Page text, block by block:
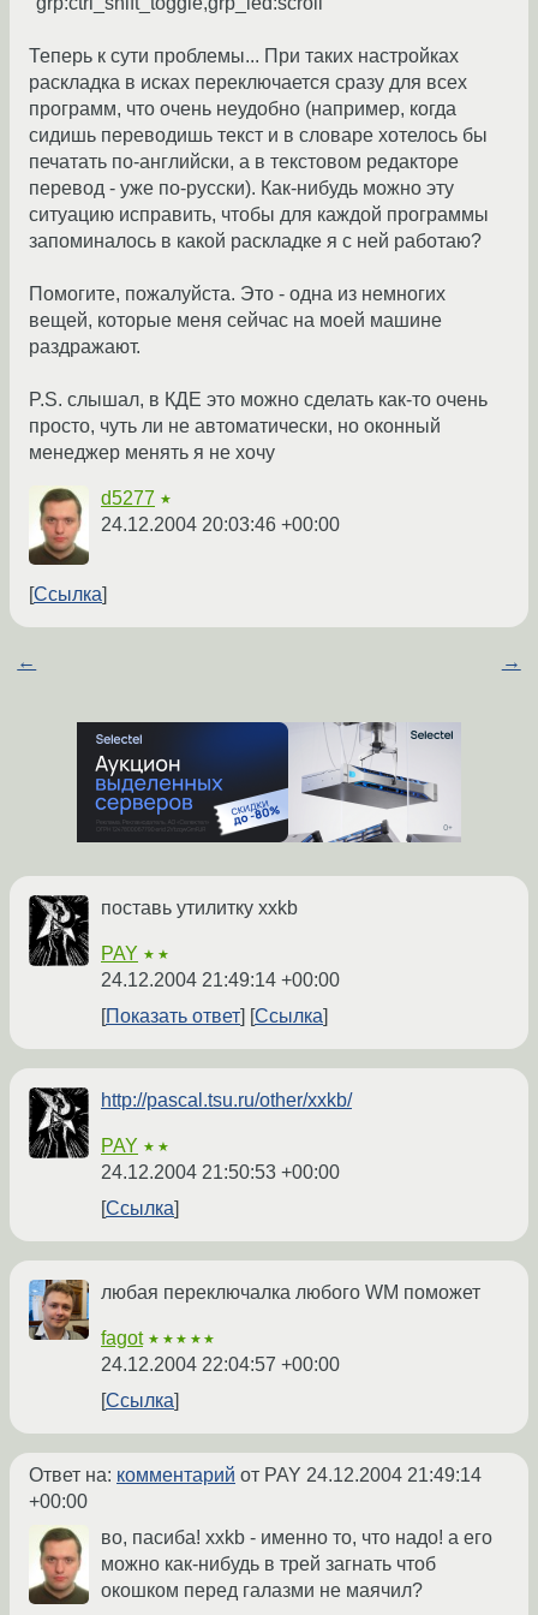
Теперь к сути проблемы... При таких настройках
раскладка в исках переключается сразу для всех
программ, что очень неудобно (например, когда
сидишь переводишь текст и в словаре хотелось бы
печатать по-английски, а в текстовом редакторе
перевод - уже по-русски). Как-нибудь можно эту
ситуацию исправить, чтобы для каждой программы
запоминалось в какой раскладке я с ней работаю?
Помогите, пожалуйста. Это - одна из немногих
вещей, которые меня сейчас на моей машине
раздражают.
P.S. слышал, в КДЕ это можно сделать как-то очень
просто, чуть ли не автоматически, но оконный
менеджер менять я не хочу
d5277 ★
24.12.2004 20:03:46 +00:00
Ссылка
← →
поставь утилитку xxkb
PAY ★★
24.12.2004 21:49:14 +00:00
Показать ответ
Ссылка
http://pascal.tsu.ru/other/xxkb/
PAY ★★
24.12.2004 21:50:53 +00:00
Ссылка
любая переключалка любого WM поможет
fagot ★★★★★
24.12.2004 22:04:57 +00:00
Ссылка
Ответ на: комментарий от PAY 24.12.2004 21:49:14
+00:00
во, пасиба! xxkb - именно то, что надо! а его
можно как-нибудь в трей загнать чтоб
окошком перед галазми не маячил?